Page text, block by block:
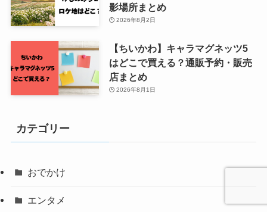
影場所まとめ
2026年8月2日
【ちいかわ】キャラマグネッツ5
はどこで買える？通販予約・販売
店まとめ
2026年8月1日
カテゴリー
おでかけ
エンタメ